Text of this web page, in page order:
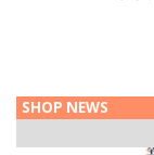
SHOP NEWS